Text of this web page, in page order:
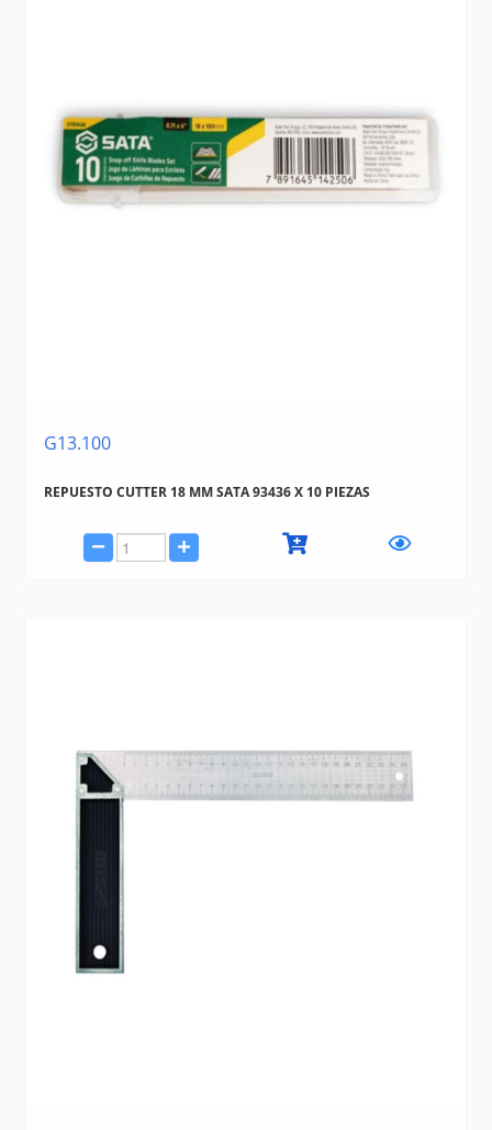
G13.100
REPUESTO CUTTER 18 MM SATA 93436 X 10 PIEZAS